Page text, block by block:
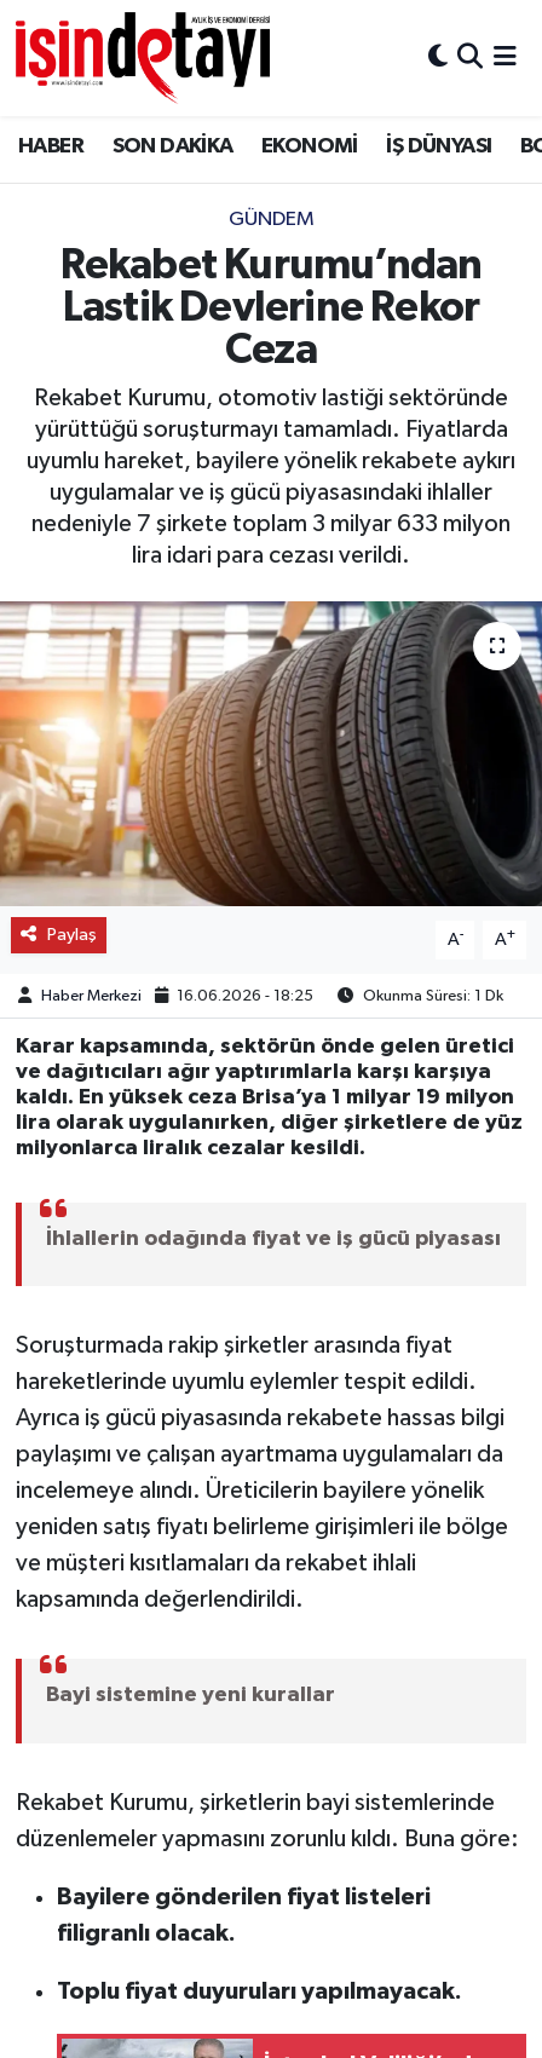
HABER SON DAKİKA EKONOMİ İŞ DÜNYASI
GÜNDEM
Rekabet Kurumu’ndan
Lastik Devlerine Rekor
Ceza
Rekabet Kurumu, otomotiv lastiği sektöründe
yürüttüğü soruşturmayı tamamladı. Fiyatlarda
uyumlu hareket, bayilere yönelik rekabete aykırı
uygulamalar ve iş gücü piyasasındaki ihlaller
nedeniyle 7 şirkete toplam 3 milyar 633 milyon
lira idari para cezası verildi.
Paylaş A- A+
Haber Merkezi 16.06.2026 - 18:25 Okunma Süresi: 1 Dk
Karar kapsamında, sektörün önde gelen üretici
ve dağıtıcıları ağır yaptırımlarla karşı karşıya
kaldı. En yüksek ceza Brisa’ya 1 milyar 19 milyon
lira olarak uygulanırken, diğer şirketlere de yüz
milyonlarca liralık cezalar kesildi.
İhlallerin odağında fiyat ve iş gücü piyasası
Soruşturmada rakip şirketler arasında fiyat
hareketlerinde uyumlu eylemler tespit edildi.
Ayrıca iş gücü piyasasında rekabete hassas bilgi
paylaşımı ve çalışan ayartmama uygulamaları da
incelemeye alındı. Üreticilerin bayilere yönelik
yeniden satış fiyatı belirleme girişimleri ile bölge
ve müşteri kısıtlamaları da rekabet ihlali
kapsamında değerlendirildi.
Bayi sistemine yeni kurallar
Rekabet Kurumu, şirketlerin bayi sistemlerinde
düzenlemeler yapmasını zorunlu kıldı. Buna göre:
Bayilere gönderilen fiyat listeleri
filigranlı olacak.
Toplu fiyat duyuruları yapılmayacak.
DÜNYA
Eğitim
ENERJİ HABERİ
HABER
LOJİSTİK
MAGAZİN
SAĞLIK
SON DAKİKA
SPOR
FİNANS
Nöbetçi Eczaneler
Hava Durumu
İstanbul Namaz Vakitleri
Trafik Durumu
Süper Lig Puan Durumu ve Fikstür
Tüm Manşetler
Son Dakika Haberleri
Haber Arşivi